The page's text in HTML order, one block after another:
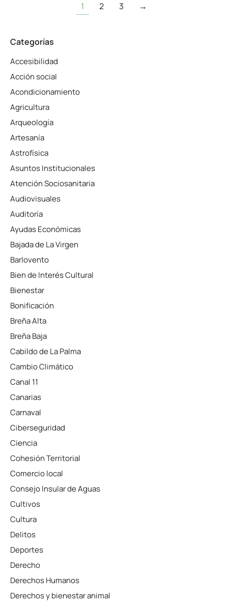
1 2 3 →
Categorías
Accesibilidad
Acción social
Acondicionamiento
Agricultura
Arqueología
Artesanía
Astrofísica
Asuntos Institucionales
Atención Sociosanitaria
Audiovisuales
Auditoría
Ayudas Económicas
Bajada de La Virgen
Barlovento
Bien de Interés Cultural
Bienestar
Bonificación
Breña Alta
Breña Baja
Cabildo de La Palma
Cambio Climático
Canal 11
Canarias
Carnaval
Ciberseguridad
Ciencia
Cohesión Territorial
Comercio local
Consejo Insular de Aguas
Cultivos
Cultura
Delitos
Deportes
Derecho
Derechos Humanos
Derechos y bienestar animal